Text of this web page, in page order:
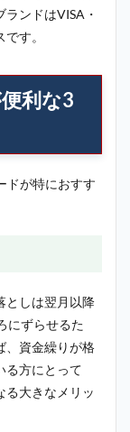
ンドはVISA・
す。
利な3
ドが特におすす
としは翌月以降
にずらせるた
、資金繰りが格
る方にとって
る大きなメリッ